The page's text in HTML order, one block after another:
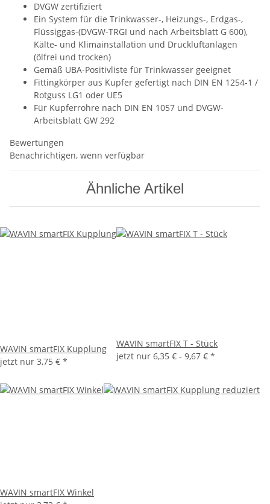
DVGW zertifiziert
Ein System für die Trinkwasser-, Heizungs-, Erdgas-,
Flüssiggas-(DVGW-TRGI und nach Arbeitsblatt G 600),
Kälte- und Klimainstallation und Druckluftanlagen
(ölfrei und trocken)
Gemäß UBA-Positivliste für Trinkwasser geeignet
Fittingkörper aus Kupfer gefertigt nach DIN EN 1254-1 /
Rotguss LG1 oder UE5
Für Kupferrohre nach DIN EN 1057 und DVGW-
Arbeitsblatt GW 292
Bewertungen
Benachrichtigen, wenn verfügbar
Ähnliche Artikel
WAVIN smartFIX Kupplung
jetzt nur 3,75 € *
WAVIN smartFIX T - Stück
jetzt nur 6,35 € - 9,67 € *
WAVIN smartFIX Winkel